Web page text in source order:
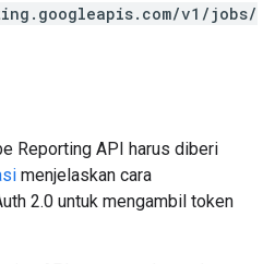
v1/jobs/
Reporting API harus diberi
menjelaskan cara
2.0 untuk mengambil token